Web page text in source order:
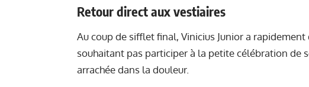
Retour direct aux vestiaires
Au coup de sifflet final, Vinicius Junior a
souhaitant pas participer à la petite célébration de
arrachée dans la douleur.